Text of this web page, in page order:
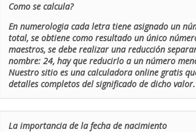
Como se calcula?
En numerologia cada letra tiene asignado un
total, se obtiene como resultado un único
maestros, se debe realizar una reducción
nombre: 24, hay que reducirlo a un número
Nuestro sitio es una calculadora online gratis
detalles completos del significado de dicho valor.
La importancia de la fecha de nacimiento